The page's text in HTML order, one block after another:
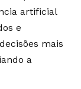
artificial
e
mais
a